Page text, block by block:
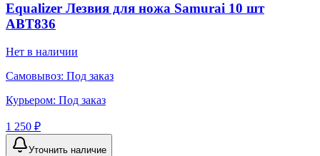
Equalizer Лезвия для ножа Samurai 10 шт
ABT836
Нет в наличии
Самовывоз: Под заказ
Курьером: Под заказ
1 250 ₽
Уточнить наличие